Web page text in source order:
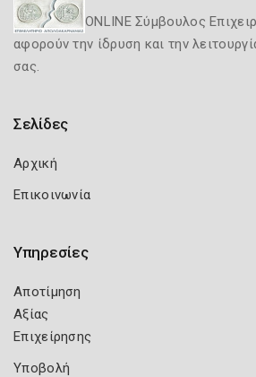
ONLINE Σύμβουλος
αφορούν την ίδρυση και την
σας.
Σελίδες
Αρχική
Επικοινωνία
Υπηρεσίες
Αποτίμηση
Αξίας
Επιχείρησης
Υποβολή